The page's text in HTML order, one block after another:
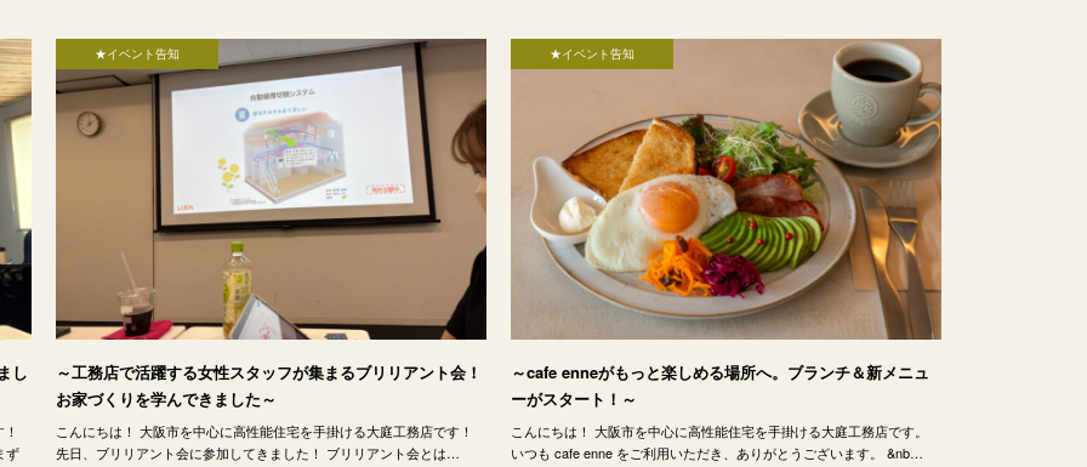
し
ず
★イベント告知
～工務店で活躍する女性スタッフが集まるブリリアント会！
お家づくりを学んできました～
こんにちは！ 大阪市を中心に高性能住宅を手掛ける大庭工務店です！
先日、ブリリアント会に参加してきました！ ブリリアント会とは…
★イベント告知
～cafe enneがもっと楽しめる場所へ。ブランチ＆新メニュ
ーがスタート！～
こんにちは！ 大阪市を中心に高性能住宅を手掛ける大庭工務店です。
いつも cafe enne をご利用いただき、ありがとうございます。 &nb…